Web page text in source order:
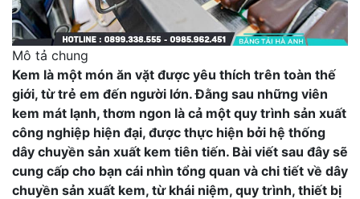
Mô tả chung
Kem là một món ăn vặt được yêu thích trên toàn thế
giới, từ trẻ em đến người lớn. Đằng sau những viên
kem mát lạnh, thơm ngon là cả một quy trình sản xuất
công nghiệp hiện đại, được thực hiện bởi hệ thống
dây chuyền sản xuất kem tiên tiến. Bài viết sau đây sẽ
cung cấp cho bạn cái nhìn tổng quan và chi tiết về dây
chuyền sản xuất kem, từ khái niệm, quy trình, thiết bị